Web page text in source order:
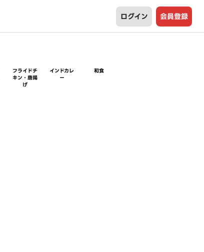
ログイン 会員登録
フライドチ
キン・唐揚
げ
インドカレ
ー
和食